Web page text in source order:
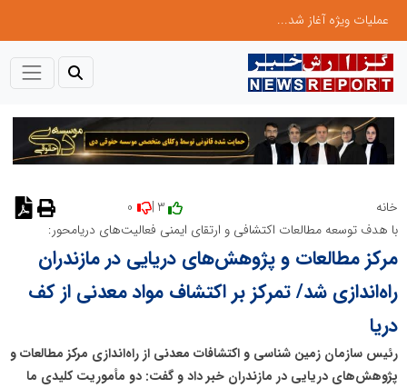
عملیات ویژه آغاز شد...
خانه 3 |
با هدف توسعه مطالعات اکتشافی و ارتقای ایمنی فعالیت‌های دریامحور:
مرکز مطالعات و پژوهش‌های دریایی در مازندران
راه‌اندازی شد/ تمرکز بر اکتشاف مواد معدنی از کف
دریا
رئیس سازمان زمین شناسی و اکتشافات معدنی از راه‌اندازی مرکز مطالعات و
پژوهش‌های دریایی در مازندران خبر داد و گفت: دو مأموریت کلیدی ما